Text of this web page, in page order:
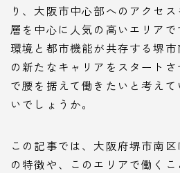
り、大阪市中心部へのアクセ
層を中心に人気の高いエリア
環境と都市機能が共存する堺
の新たなキャリアをスタート
で腰を据えて働きたいと考え
いでしょうか。
この記事では、大阪府堺市南
の特徴や、このエリアで働く